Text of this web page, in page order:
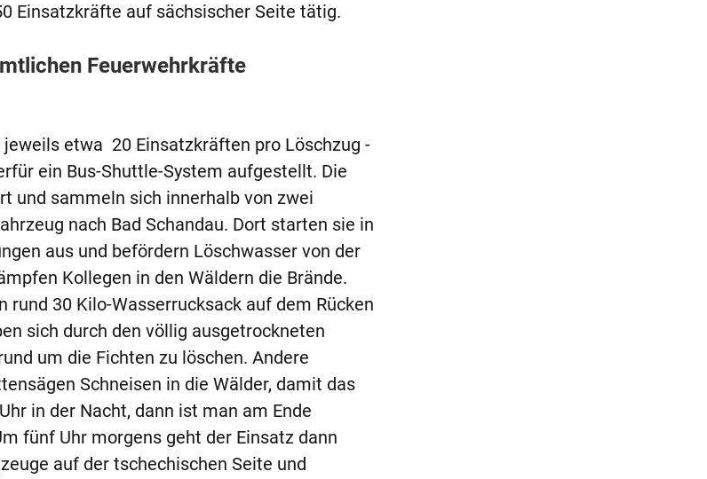
Einsatzkräfte auf sächsischer Seite tätig.
Feuerwehrkräfte
etwa 20 Einsatzkräften pro Löschzug -
ein Bus-Shuttle-System aufgestellt. Die
und sammeln sich innerhalb von zwei
nach Bad Schandau. Dort starten sie in
aus und befördern Löschwasser von der
Kollegen in den Wäldern die Brände.
rund 30 Kilo-Wasserrucksack auf dem Rücken
sich durch den völlig ausgetrockneten
um die Fichten zu löschen. Andere
Schneisen in die Wälder, damit das
in der Nacht, dann ist man am Ende
fünf Uhr morgens geht der Einsatz dann
auf der tschechischen Seite und